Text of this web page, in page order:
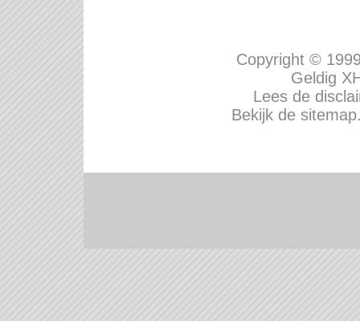
Copyright ©
Geldig
Lees de
Bekijk de